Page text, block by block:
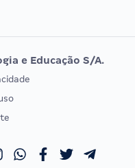
DE ORDEM
OAB
e Educação S/A.